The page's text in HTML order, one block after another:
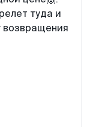
туда и
возвращения